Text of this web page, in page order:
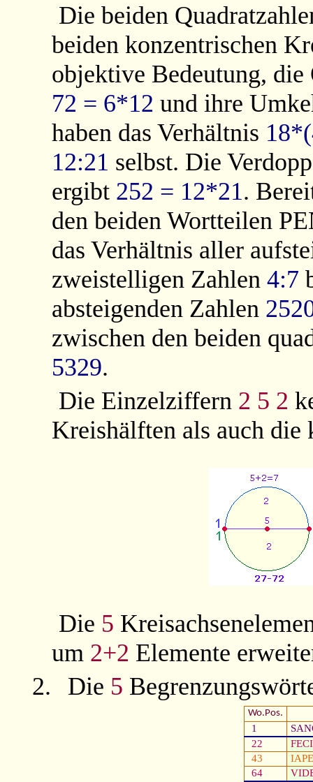
Die beiden
beiden konzentrischen
objektive Bedeutung,
72 = 6*12 und ihre
haben das Verhältnis
12:21 selbst. Die
ergibt 252 = 12*21.
den beiden Wortteilen
das Verhältnis aller
zweistelligen Zahlen4:7
absteigenden Zahlen
zwischen den beiden
5329.
Die Einzelziffern 2 5 2
Kreishälften als auch die
Die 5
um 2+2 Elemente
2.
Die 5
Wo.Pos.
1
22
43
64